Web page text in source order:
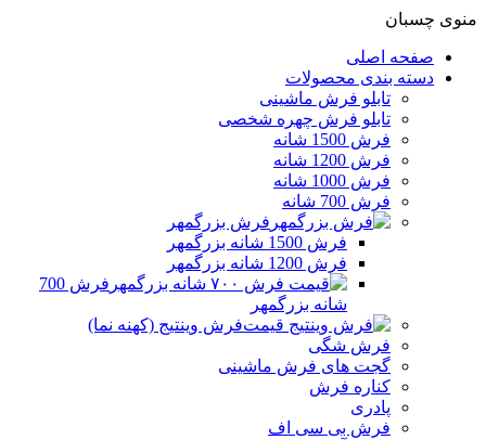
منوی چسبان
صفحه اصلی
دسته بندی محصولات
تابلو فرش ماشینی
تابلو فرش چهره شخصی
فرش 1500 شانه
فرش 1200 شانه
فرش 1000 شانه
فرش 700 شانه
فرش بزرگمهر
فرش 1500 شانه بزرگمهر
فرش 1200 شانه بزرگمهر
فرش 700
شانه بزرگمهر
فرش وینتیج (کهنه نما)
فرش شگی
گجت های فرش ماشینی
کناره فرش
پادری
فرش بی سی اف